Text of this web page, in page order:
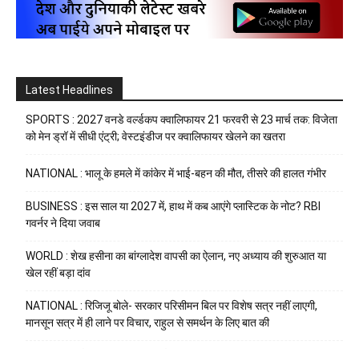
Latest Headlines
SPORTS : 2027 वनडे वर्ल्डकप क्वालिफायर 21 फरवरी से 23 मार्च तक: विजेता
को मेन ड्रॉ में सीधी एंट्री; वेस्टइंडीज पर क्वालिफायर खेलने का खतरा
NATIONAL : भालू के हमले में कांकेर में भाई-बहन की मौत, तीसरे की हालत गंभीर
BUSINESS : इस साल या 2027 में, हाथ में कब आएंगे प्लास्टिक के नोट? RBI
गवर्नर ने दिया जवाब
WORLD : शेख हसीना का बांग्लादेश वापसी का ऐलान, नए अध्याय की शुरुआत या
खेल रहीं बड़ा दांव
NATIONAL : रिजिजू बोले- सरकार परिसीमन बिल पर विशेष सत्र नहीं लाएगी,
मानसून सत्र में ही लाने पर विचार, राहुल से समर्थन के लिए बात की